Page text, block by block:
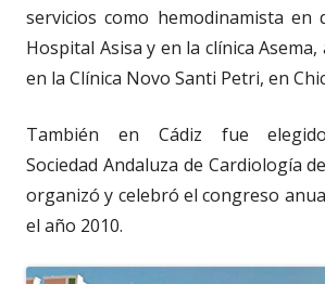
servicios como hemodinamista en
Hospital Asisa y en la clínica Asema,
en la Clínica Novo Santi Petri, en
También en Cádiz fue
Sociedad Andaluza de Cardiología
organizó y celebró el congreso
el año 2010.